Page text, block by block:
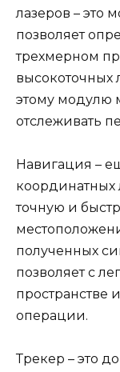
лазеров – это
позволяет
трехмерном
высокоточных
этому модулю
отслеживать
Навигация –
координатных
точную и
полученных
позволяет с
пространстве
операции.
Трекер – это